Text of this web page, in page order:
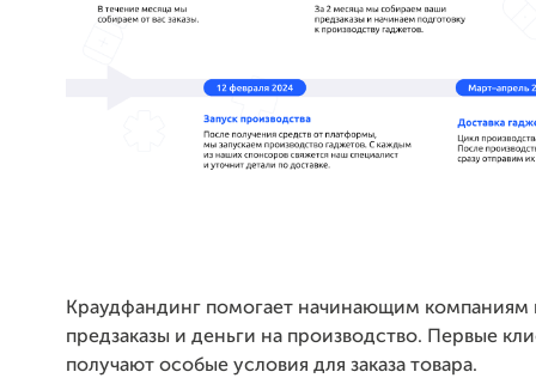
Краудфандинг помогает начинающим компаниям
предзаказы и деньги на производство. Первые
получают особые условия для заказа товара.